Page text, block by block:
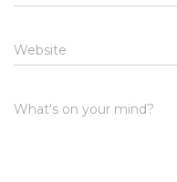
Website
What's on your mind?